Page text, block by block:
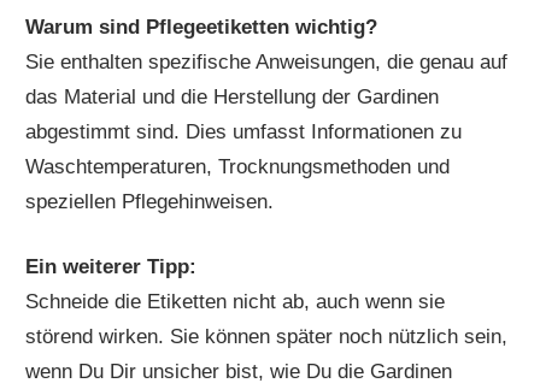
Warum sind Pflegeetiketten wichtig?
Sie enthalten spezifische Anweisungen, die genau auf
das Material und die Herstellung der Gardinen
abgestimmt sind. Dies umfasst Informationen zu
Waschtemperaturen, Trocknungsmethoden und
speziellen Pflegehinweisen.
Ein weiterer Tipp:
Schneide die Etiketten nicht ab, auch wenn sie
störend wirken. Sie können später noch nützlich sein,
wenn Du Dir unsicher bist, wie Du die Gardinen